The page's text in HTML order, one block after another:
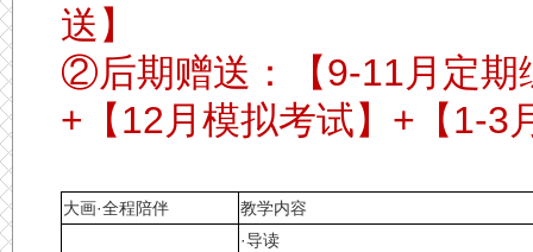
送】
②后期赠送：【9-11月定期
+【12月模拟考试】+【1-3
大画·全程陪伴 教学内容
·导读